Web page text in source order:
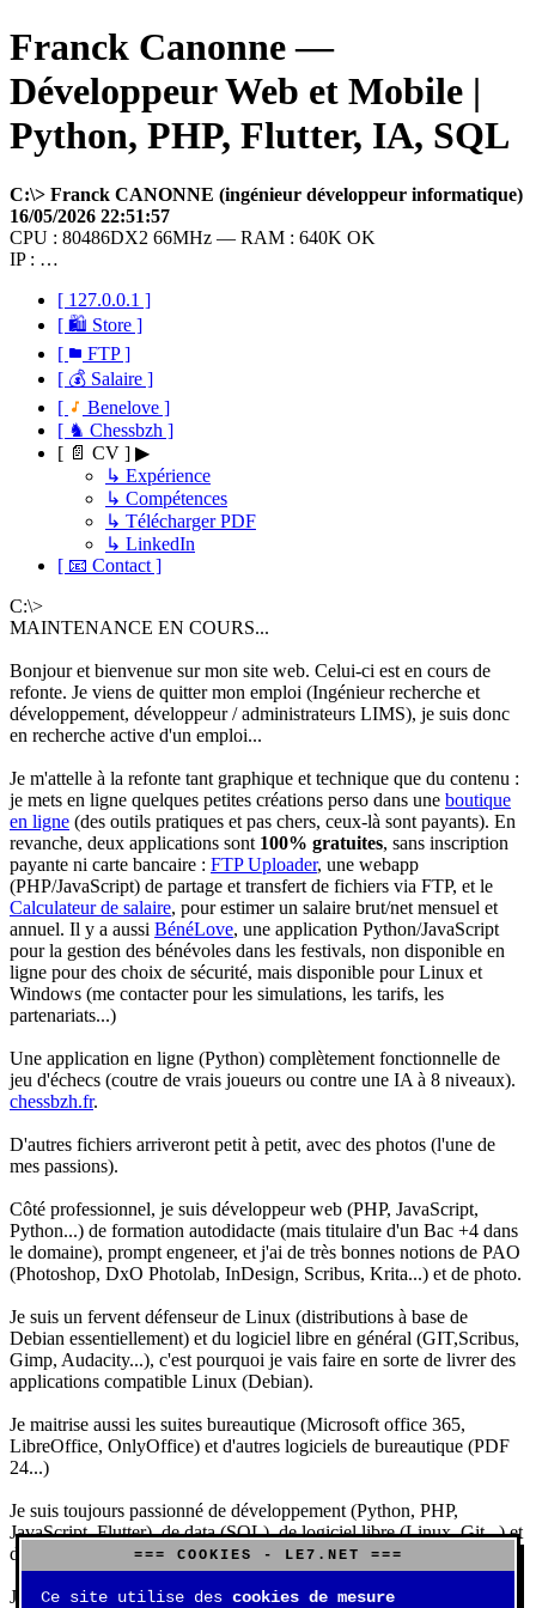
Franck Canonne —
Développeur Web et Mobile |
Python, PHP, Flutter, IA, SQL
C:\> Franck CANONNE (ingénieur développeur informatique)
16/05/2026 22:51:57
CPU : 80486DX2 66MHz — RAM : 640K OK
IP : …
[ 127.0.0.1 ]
[ 🛍 Store ]
[
FTP ]
[ 💰 Salaire ]
[
Benelove ]
[ ♞ Chessbzh ]
[ 📄 CV ] ▶
↳ Expérience
↳ Compétences
↳ Télécharger PDF
↳ LinkedIn
[ 📧 Contact ]
C:\>
MAINTENANCE EN COURS...
Bonjour et bienvenue sur mon site web. Celui-ci est en cours de
refonte. Je viens de quitter mon emploi (Ingénieur recherche et
développement, développeur / administrateurs LIMS), je suis donc
en recherche active d'un emploi...
Je m'attelle à la refonte tant graphique et technique que du contenu :
je mets en ligne quelques petites créations perso dans une boutique
en ligne (des outils pratiques et pas chers, ceux-là sont payants). En
revanche, deux applications sont 100% gratuites, sans inscription
payante ni carte bancaire : FTP Uploader, une webapp
(PHP/JavaScript) de partage et transfert de fichiers via FTP, et le
Calculateur de salaire, pour estimer un salaire brut/net mensuel et
annuel. Il y a aussi BénéLove, une application Python/JavaScript
pour la gestion des bénévoles dans les festivals, non disponible en
ligne pour des choix de sécurité, mais disponible pour Linux et
Windows (me contacter pour les simulations, les tarifs, les
partenariats...)
Une application en ligne (Python) complètement fonctionnelle de
jeu d'échecs (coutre de vrais joueurs ou contre une IA à 8 niveaux).
chessbzh.fr.
D'autres fichiers arriveront petit à petit, avec des photos (l'une de
mes passions).
Côté professionnel, je suis développeur web (PHP, JavaScript,
Python...) de formation autodidacte (mais titulaire d'un Bac +4 dans
le domaine), prompt engeneer, et j'ai de très bonnes notions de PAO
(Photoshop, DxO Photolab, InDesign, Scribus, Krita...) et de photo.
Je suis un fervent défenseur de Linux (distributions à base de
Debian essentiellement) et du logiciel libre en général (GIT,Scribus,
Gimp, Audacity...), c'est pourquoi je vais faire en sorte de livrer des
applications compatible Linux (Debian).
Je maitrise aussi les suites bureautique (Microsoft office 365,
LibreOffice, OnlyOffice) et d'autres logiciels de bureautique (PDF
24...)
Je suis toujours passionné de développement (Python, PHP,
JavaScript, Flutter), de data (SQL), de logiciel libre (Linux, Git...) et
d'IA (principalement Claude et DeepSeek).
J'aime jouer, surtout aux jeux de sociétés (Risk, Uno, Scrabble...),
=== COOKIES - LE7.NET ===
Ce site utilise des cookies de mesure